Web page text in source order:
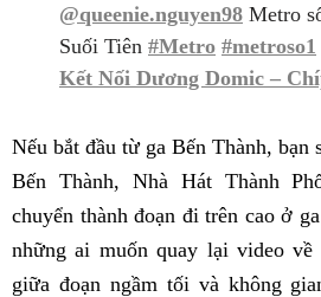
@queenie.nguyen98 Metro
Suối Tiên #Metro #metroso1
Kết Nối Dương Domic –
Nếu bắt đầu từ ga Bến Thành, bạn
Bến Thành, Nhà Hát Thành
chuyển thành đoạn đi trên cao ở
những ai muốn quay lại video về
giữa đoạn ngầm tối và không